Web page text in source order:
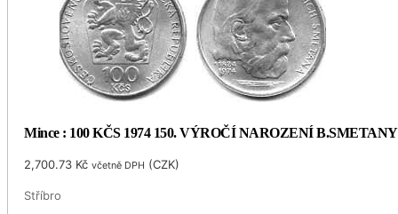
Mince : 100 KČS 1974 150. VÝROČÍ NAROZENÍ B.SMETANY
2,700.73 Kč včetně DPH (CZK)
Stříbro